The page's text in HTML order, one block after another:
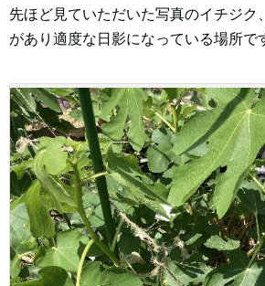
先ほど見ていただいた写真のイチジク
があり適度な日影になっている場所で